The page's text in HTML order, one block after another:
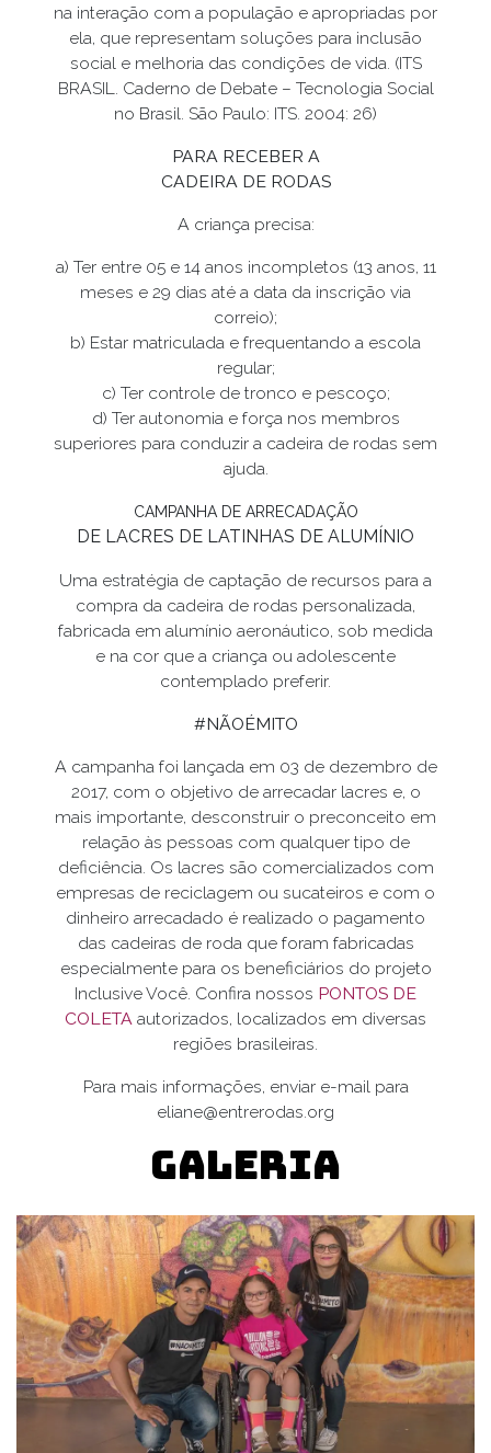
na interação com a população e apropriadas por
ela, que representam soluções para inclusão
social e melhoria das condições de vida. (ITS
BRASIL. Caderno de Debate – Tecnologia Social
no Brasil. São Paulo: ITS. 2004: 26)
PARA RECEBER A
CADEIRA DE RODAS
A criança precisa:
a) Ter entre 05 e 14 anos incompletos (13 anos, 11
meses e 29 dias até a data da inscrição via
correio);
b) Estar matriculada e frequentando a escola
regular;
c) Ter controle de tronco e pescoço;
d) Ter autonomia e força nos membros
superiores para conduzir a cadeira de rodas sem
ajuda.
CAMPANHA DE ARRECADAÇÃO
DE LACRES DE LATINHAS DE ALUMÍNIO
Uma estratégia de captação de recursos para a
compra da cadeira de rodas personalizada,
fabricada em alumínio aeronáutico, sob medida
e na cor que a criança ou adolescente
contemplado preferir.
#NÃOÉMITO
A campanha foi lançada em 03 de dezembro de
2017, com o objetivo de arrecadar lacres e, o
mais importante, desconstruir o preconceito em
relação às pessoas com qualquer tipo de
deficiência. Os lacres são comercializados com
empresas de reciclagem ou sucateiros e com o
dinheiro arrecadado é realizado o pagamento
das cadeiras de roda que foram fabricadas
especialmente para os beneficiários do projeto
Inclusive Você. Confira nossos ​​​​​​​​​​​​​​​​​PONTOS DE
COLETA​ autorizados, localizados em diversas
regiões brasileiras.
Para mais informações, enviar e-mail para
eliane@entrerodas.org
Galeria